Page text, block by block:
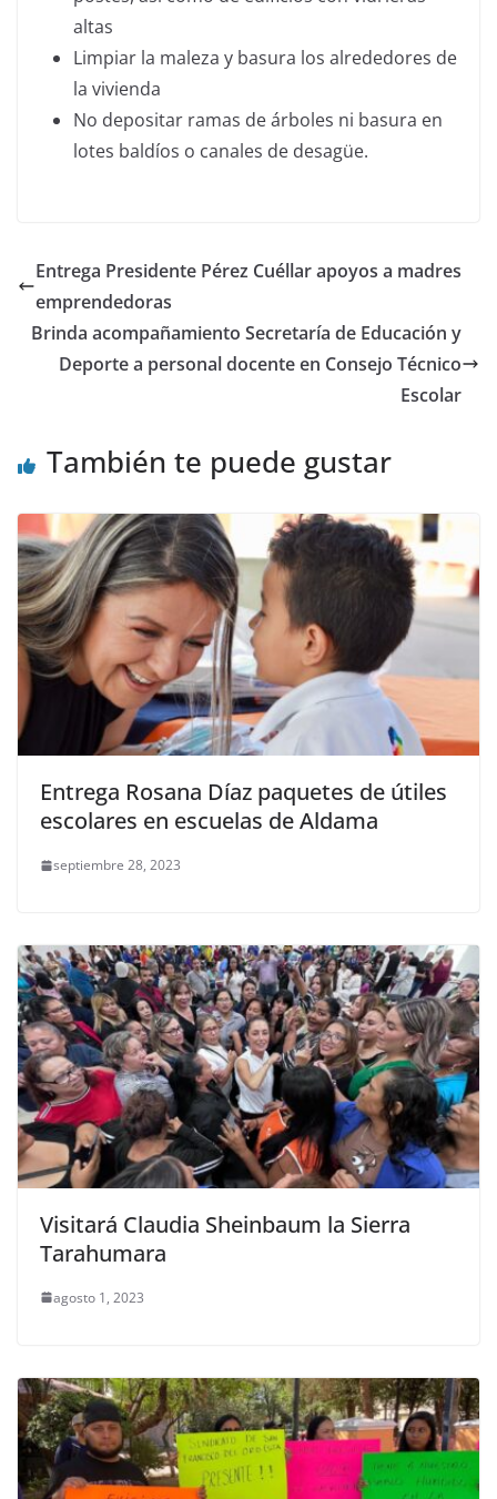
altas
Limpiar la maleza y basura los alrededores de
la vivienda
No depositar ramas de árboles ni basura en
lotes baldíos o canales de desagüe.
Entrega Presidente Pérez Cuéllar apoyos a madres
emprendedoras
Brinda acompañamiento Secretaría de Educación y
Deporte a personal docente en Consejo Técnico
Escolar
También te puede gustar
Entrega Rosana Díaz paquetes de útiles
escolares en escuelas de Aldama
septiembre 28, 2023
Visitará Claudia Sheinbaum la Sierra
Tarahumara
agosto 1, 2023